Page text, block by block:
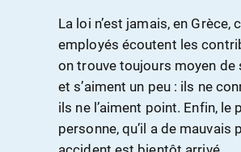
La loi n’est jamais, en
employés écoutent les
on trouve toujours moyen de
et s’aiment un peu : ils ne
ils ne l’aiment point. Enfin,
personne, qu’il a de mauvais